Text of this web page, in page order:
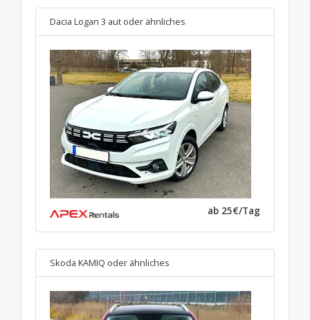
Dacia Logan 3 aut oder ähnliches
ab 25€/Tag
Skoda KAMIQ oder ähnliches